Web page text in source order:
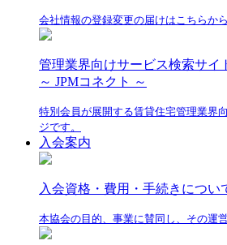
会社情報の登録変更の届けはこちらか
管理業界向けサービス検索サイ
～ JPMコネクト ～
特別会員が展開する賃貸住宅管理業界
ジです。
入会案内
入会資格・費用・手続きについ
本協会の目的、事業に賛同し、その運